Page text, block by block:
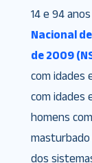
14 e 94
Nacional
de 2009
com idades
com idades
homens
masturbado
dos